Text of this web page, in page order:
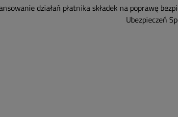
działań płatnika składek na poprawę
Ubezpieczeń